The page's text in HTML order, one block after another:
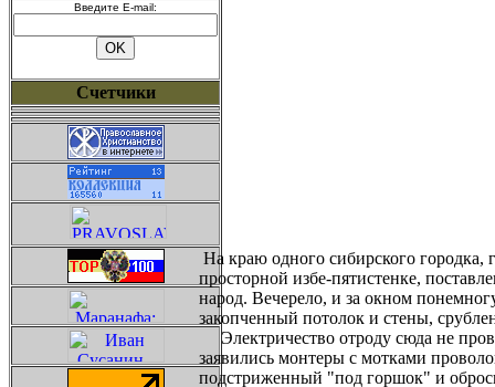
Введите E-mail:
Счетчики
На краю одного сибирского
просторной избе-пятистенке,
народ. Вечерело, и за окном
закопченный потолок и стены,
Электричество отроду сюда не
заявились монтеры с мотками
подстриженный "под горшок" и